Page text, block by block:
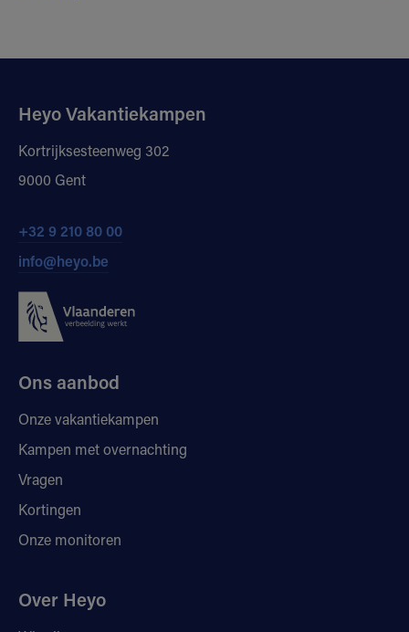
Heyo Vakantiekampen
Kortrijksesteenweg 302
9000 Gent
+32 9 210 80 00
info@heyo.be
Ons aanbod
Onze vakantiekampen
Kampen met overnachting
Vragen
Kortingen
Onze monitoren
Over Heyo